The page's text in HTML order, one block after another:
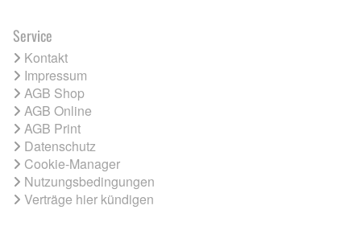
Service
Kontakt
Impressum
AGB Shop
AGB Online
AGB Print
Datenschutz
Cookie-Manager
Nutzungsbedingungen
Verträge hier kündigen